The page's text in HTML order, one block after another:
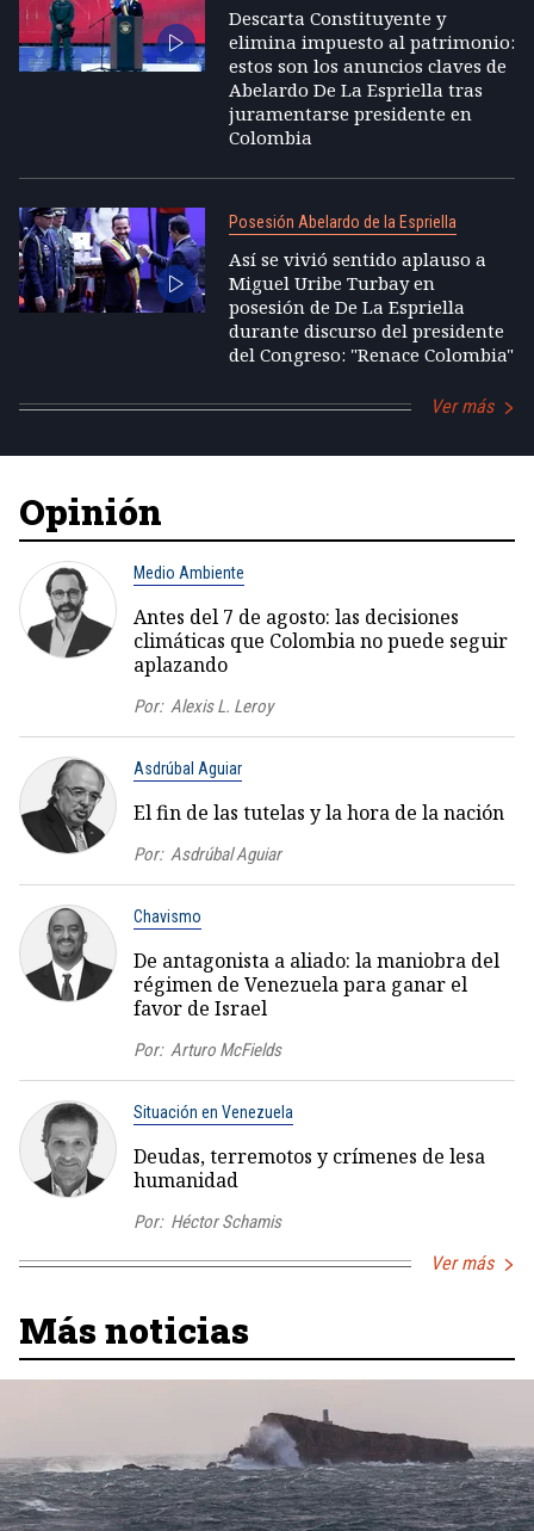
Descarta Constituyente y
elimina impuesto al patrimonio:
estos son los anuncios claves de
Abelardo De La Espriella tras
juramentarse presidente en
Colombia
Posesión Abelardo de la Espriella
Así se vivió sentido aplauso a
Miguel Uribe Turbay en
posesión de De La Espriella
durante discurso del presidente
del Congreso: "Renace Colombia"
Ver más
Opinión
Medio Ambiente
Antes del 7 de agosto: las decisiones
climáticas que Colombia no puede seguir
aplazando
Por: Alexis L. Leroy
Asdrúbal Aguiar
El fin de las tutelas y la hora de la nación
Por: Asdrúbal Aguiar
Chavismo
De antagonista a aliado: la maniobra del
régimen de Venezuela para ganar el
favor de Israel
Por: Arturo McFields
Situación en Venezuela
Deudas, terremotos y crímenes de lesa
humanidad
Por: Héctor Schamis
Ver más
Más noticias